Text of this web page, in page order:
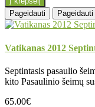
Pageidauti
Pageidauti
Vatikanas 2012
Septintasis pasaulio
kito Pasaulinio šeimų
65.00€